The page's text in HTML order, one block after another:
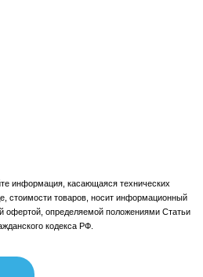
информация, касающаяся технических
стоимости товаров, носит информационный
офертой, определяемой положениями Статьи
кодекса РФ.